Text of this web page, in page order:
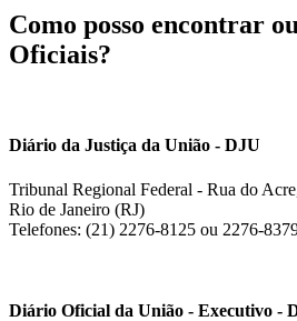
Como posso encontrar
Oficiais?
Diário da Justiça da União - DJU
Tribunal Regional Federal - Rua do
Rio de Janeiro (RJ)
Telefones: (21) 2276-8125 ou 2276-
Diário Oficial da União - Executivo -